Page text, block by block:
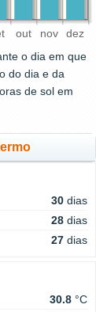
out nov dez
o dia em que
do dia e da
de sol em
30 dias
28 dias
27 dias
30.8 °C